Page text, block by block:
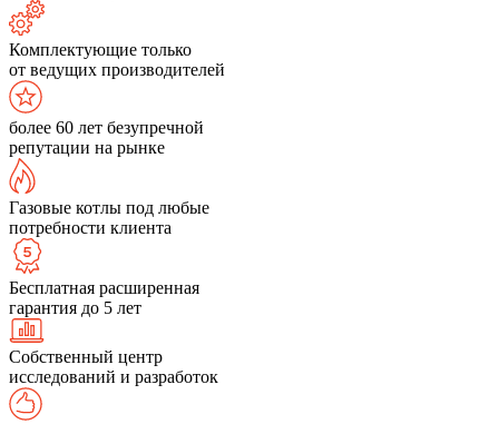
Комплектующие только
от ведущих производителей
более 60 лет безупречной
репутации на рынке
Газовые котлы под любые
потребности клиента
Бесплатная расширенная
гарантия до 5 лет
Собственный центр
исследований и разработок